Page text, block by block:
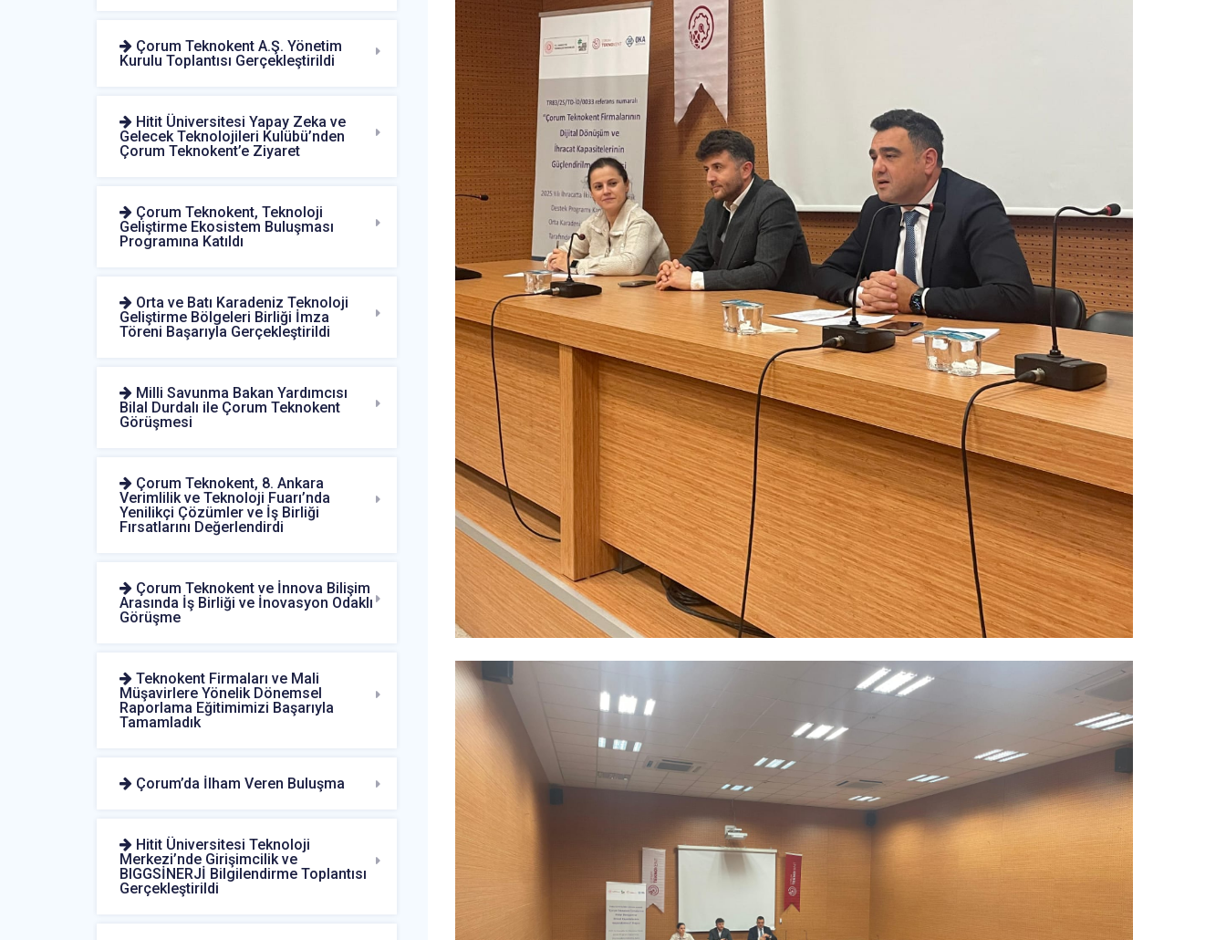
Çorum Teknokent A.Ş. Yönetim
Kurulu Toplantısı Gerçekleştirildi
Hitit Üniversitesi Yapay Zeka ve
Gelecek Teknolojileri Kulübü’nden
Çorum Teknokent’e Ziyaret
Çorum Teknokent, Teknoloji
Geliştirme Ekosistem Buluşması
Programına Katıldı
Orta ve Batı Karadeniz Teknoloji
Geliştirme Bölgeleri Birliği İmza
Töreni Başarıyla Gerçekleştirildi
Milli Savunma Bakan Yardımcısı
Bilal Durdalı ile Çorum Teknokent
Görüşmesi
Çorum Teknokent, 8. Ankara
Verimlilik ve Teknoloji Fuarı’nda
Yenilikçi Çözümler ve İş Birliği
Fırsatlarını Değerlendirdi
Çorum Teknokent ve İnnova Bilişim
Arasında İş Birliği ve İnovasyon Odaklı
Görüşme
Teknokent Firmaları ve Mali
Müşavirlere Yönelik Dönemsel
Raporlama Eğitimimizi Başarıyla
Tamamladık
Çorum’da İlham Veren Buluşma
Hitit Üniversitesi Teknoloji
Merkezi’nde Girişimcilik ve
BIGGSİNERJİ Bilgilendirme Toplantısı
Gerçekleştirildi